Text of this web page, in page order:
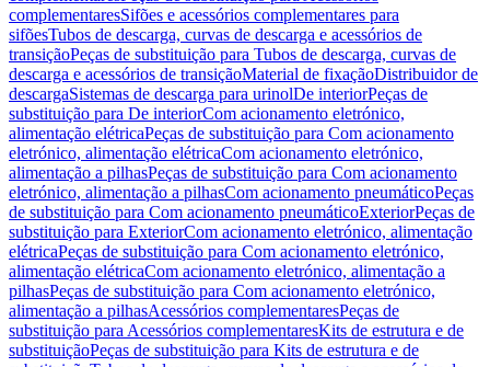
complementaresSifões e acessórios complementares para
sifõesTubos de descarga, curvas de descarga e acessórios de
transiçãoPeças de substituição para Tubos de descarga, curvas de
descarga e acessórios de transiçãoMaterial de fixaçãoDistribuidor de
descargaSistemas de descarga para urinolDe interiorPeças de
substituição para De interiorCom acionamento eletrónico,
alimentação elétricaPeças de substituição para Com acionamento
eletrónico, alimentação elétricaCom acionamento eletrónico,
alimentação a pilhasPeças de substituição para Com acionamento
eletrónico, alimentação a pilhasCom acionamento pneumáticoPeças
de substituição para Com acionamento pneumáticoExteriorPeças de
substituição para ExteriorCom acionamento eletrónico, alimentação
elétricaPeças de substituição para Com acionamento eletrónico,
alimentação elétricaCom acionamento eletrónico, alimentação a
pilhasPeças de substituição para Com acionamento eletrónico,
alimentação a pilhasAcessórios complementaresPeças de
substituição para Acessórios complementaresKits de estrutura e de
substituiçãoPeças de substituição para Kits de estrutura e de